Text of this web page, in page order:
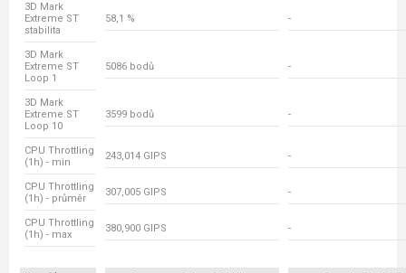
3D Mark
Extreme ST
stabilita
58,1 % -
3D Mark
Extreme ST
Loop 1
5086 bodů -
3D Mark
Extreme ST
Loop 10
3599 bodů -
CPU Throttling
(1h) - min
243,014 GIPS -
CPU Throttling
(1h) - průměr
307,005 GIPS -
CPU Throttling
(1h) - max
380,900 GIPS -